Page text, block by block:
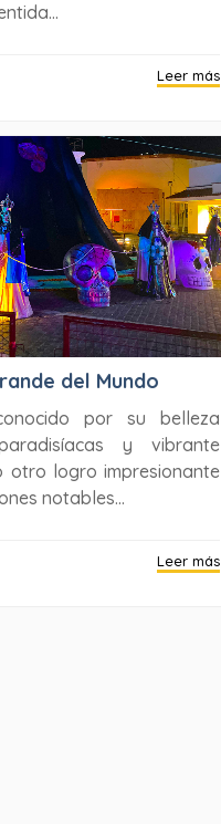
Leer más
del Mundo
por su belleza
y vibrante
otro logro impresionante
notables...
Leer más